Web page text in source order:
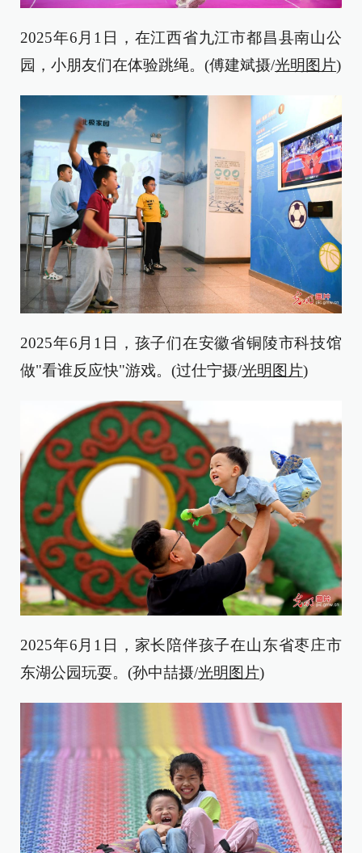
2025年6月1日，在江西省九江市都昌县南山公
园，小朋友们在体验跳绳。(傅建斌摄/光明图片)
2025年6月1日，孩子们在安徽省铜陵市科技馆
做"看谁反应快"游戏。(过仕宁摄/光明图片)
2025年6月1日，家长陪伴孩子在山东省枣庄市
东湖公园玩耍。(孙中喆摄/光明图片)